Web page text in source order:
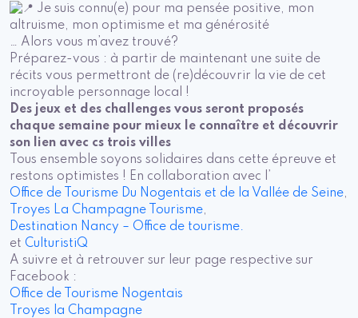
Je suis connu(e) pour ma pensée positive, mon
altruisme, mon optimisme et ma générosité
… Alors vous m’avez trouvé?
Préparez-vous : à partir de maintenant une suite de
récits vous permettront de (re)découvrir la vie de cet
incroyable personnage local !
Des jeux et des challenges vous seront proposés
chaque semaine pour mieux le connaître et découvrir
son lien avec cs trois villes
Tous ensemble soyons solidaires dans cette épreuve et
restons optimistes ! En collaboration avec l’
Office de Tourisme Du Nogentais et de la Vallée de Seine,
Troyes La Champagne Tourisme,
Destination Nancy – Office de tourisme.
et CulturistiQ
A suivre et à retrouver sur leur page respective sur
Facebook :
Office de Tourisme Nogentais
Troyes la Champagne